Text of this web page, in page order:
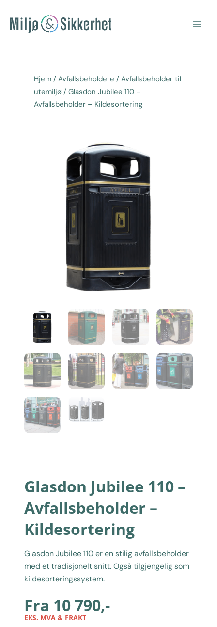
rett
Hjem / Avfallsbeholdere / Avfallsbeholder til
utemiljø / Glasdon Jubilee 110 –
Avfallsbeholder – Kildesortering
Glasdon Jubilee 110 –
Avfallsbeholder –
Kildesortering
Glasdon Jubilee 110 er en stilig avfallsbeholder
med et tradisjonelt snitt. Også tilgjengelig som
kildesorteringssystem.
Fra 10 790,-
EKS. MVA & FRAKT